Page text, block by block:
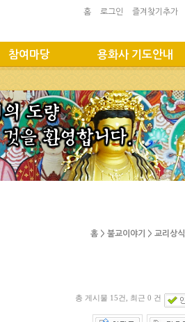
홈 로그인 즐겨찾기추가
참여마당 용화사 기도안내
홈 > 불교이야기 > 교리상식
총 게시물 15건, 최근 0 건